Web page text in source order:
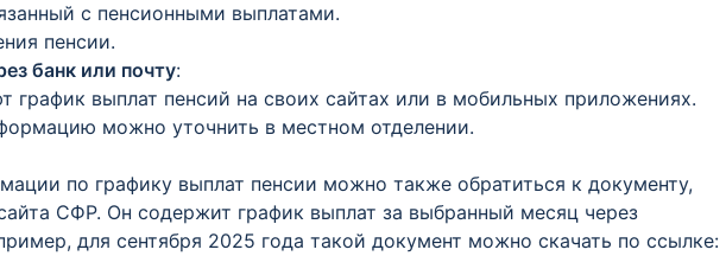
с пенсионными выплатами.
пенсии.
банк или почту:
график выплат пенсий на своих сайтах или в мобильных приложениях.
можно уточнить в местном отделении.
по графику выплат пенсии можно также обратиться к документу,
СФР. Он содержит график выплат за выбранный месяц через
для сентября 2025 года такой документ можно скачать по ссылке: